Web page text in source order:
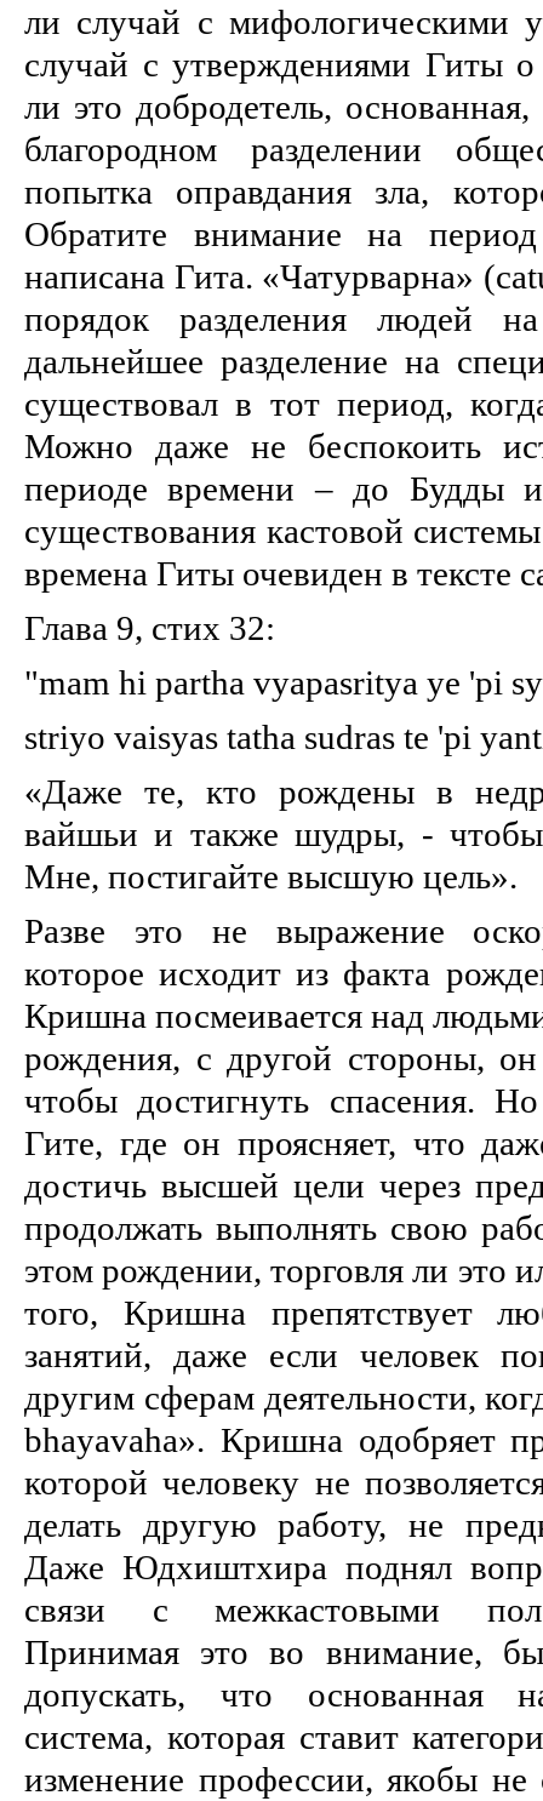
ли случай с мифологическими
случай с утверждениями Гиты о
ли это добродетель,
благородном разделении
попытка оправдания зла,
Обратите внимание на
написана Гита. «Чатурварна»
порядок разделения людей
дальнейшее разделение на
существовал в тот период,
Можно даже не беспокоить
периоде времени – до Будды
существования кастовой
времена Гиты очевиден в тексте
Глава 9, стих 32:
"mam hi partha vyapasritya ye 'pi
striyo vaisyas tatha sudras te 'pi
«Даже те, кто рождены в
вайшьи и также шудры, - чтобы
Мне, постигайте высшую цель».
Разве это не выражение
которое исходит из факта
Кришна посмеивается над
рождения, с другой стороны,
чтобы достигнуть спасения.
Гите, где он проясняет, что
достичь высшей цели через
продолжать выполнять свою
этом рождении, торговля ли это
того, Кришна препятствует
занятий, даже если человек
другим сферам деятельности,
bhayavaha». Кришна одобряет
которой человеку не
делать другую работу, не
Даже Юдхиштхира поднял
связи с межкастовыми
Принимая это во внимание,
допускать, что основанная
система, которая ставит
изменение профессии, якобы